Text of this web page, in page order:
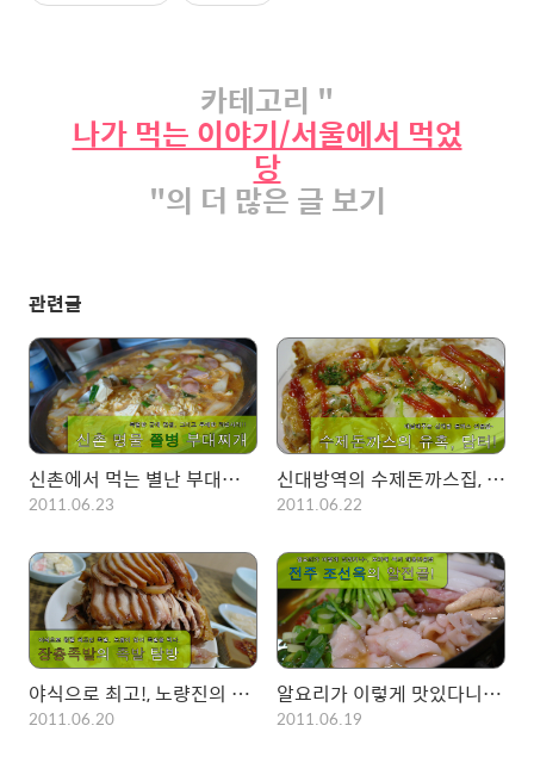
카테고리 "
나가 먹는 이야기/서울에서 먹었
당
"의 더 많은 글 보기
관련글
신촌에서 먹는 별난 부대찌개!, 무제한 라면사리가 돋보이는 쫄병부대찌개
2011.06.23
신대방역의 수제돈까스집, 피자돈까스의 유혹에 빠지다. 담터!
2011.06.22
야식으로 최고!, 노량진의 소문난 족발집! 장충왕족발집에서 먹는 족발~
2011.06.20
알요리가 이렇게 맛있다니!!! 전주 조선옥에서 먹는 알전골~
2011.06.19